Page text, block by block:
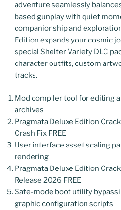
adventure seamlessly
based gunplay with quiet
companionship and
Edition expands your cosmic
special Shelter Variety DLC
character outfits, custom
tracks.
Mod compiler tool for editing
archives
Pragmata Deluxe Edition
Crash Fix FREE
User interface asset scaling
rendering
Pragmata Deluxe Edition
Release 2026 FREE
Safe-mode boot utility
graphic configuration scripts